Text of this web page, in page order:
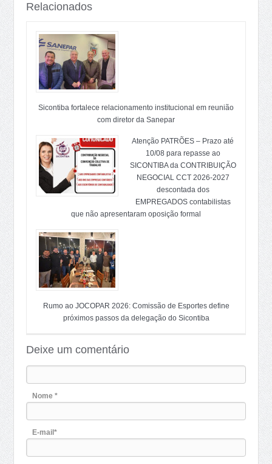
Relacionados
Sicontiba fortalece relacionamento institucional em reunião
com diretor da Sanepar
Atenção PATRÕES – Prazo até
10/08 para repasse ao
SICONTIBA da CONTRIBUIÇÃO
NEGOCIAL CCT 2026-2027
descontada dos
EMPREGADOS contabilistas
que não apresentaram oposição formal
Rumo ao JOCOPAR 2026: Comissão de Esportes define
próximos passos da delegação do Sicontiba
Deixe um comentário
Nome *
E-mail*